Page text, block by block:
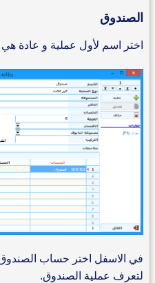
الصندوق
اختر اسم لأول عملية و عادة هي
في الاسفل اختر حساب
لتعرف عملية الصندوق.